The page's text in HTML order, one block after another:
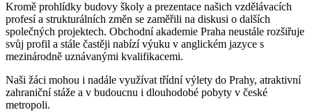
Kromě prohlídky budovy školy a prezentace našich vzdělávacích
profesí a strukturálních změn se zaměřili na diskusi o dalších
společných projektech. Obchodní akademie Praha neustále rozšiřuje
svůj profil a stále častěji nabízí výuku v anglickém jazyce s
mezinárodně uznávanými kvalifikacemi.
Naši žáci mohou i nadále využívat třídní výlety do Prahy, atraktivní
zahraniční stáže a v budoucnu i dlouhodobé pobyty v české
metropoli.